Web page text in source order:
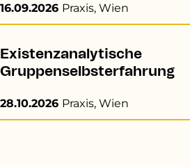
16.09.2026 Praxis, Wien
Existenzanalytische
Gruppenselbsterfahrung
28.10.2026 Praxis, Wien